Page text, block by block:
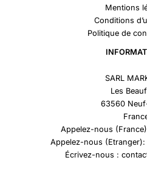
Mentions
Conditions
Politique de
SARL
Les
63560
Appelez-nous
Appelez-nous
Écrivez-nous :